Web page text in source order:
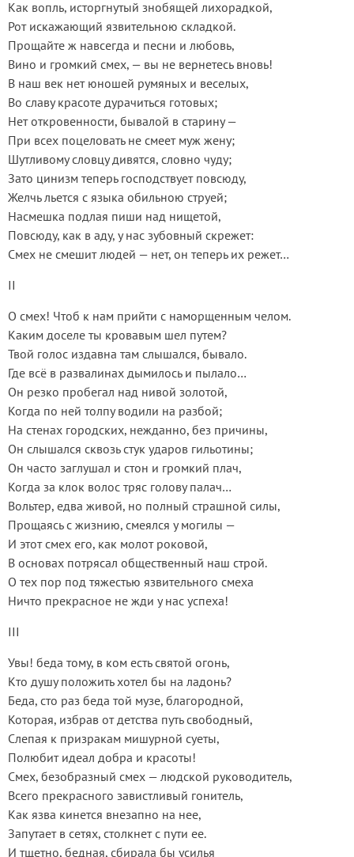
Как вопль, исторгнутый знобящей лихорадкой,
Рот искажающий язвительною складкой.
Прощайте ж навсегда и песни и любовь,
Вино и громкий смех, — вы не вернетесь вновь!
В наш век нет юношей румяных и веселых,
Во славу красоте дурачиться готовых;
Нет откровенности, бывалой в старину —
При всех поцеловать не смеет муж жену;
Шутливому словцу дивятся, словно чуду;
Зато цинизм теперь господствует повсюду,
Желчь льется с языка обильною струей;
Насмешка подлая пиши над нищетой,
Повсюду, как в аду, у нас зубовный скрежет:
Смех не смешит людей — нет, он теперь их режет…
II
О смех! Чтоб к нам прийти с наморщенным челом.
Каким доселе ты кровавым шел путем?
Твой голос издавна там слышался, бывало.
Где всё в развалинах дымилось и пылало…
Он резко пробегал над нивой золотой,
Когда по ней толпу водили на разбой;
На стенах городских, нежданно, без причины,
Он слышался сквозь стук ударов гильотины;
Он часто заглушал и стон и громкий плач,
Когда за клок волос тряс голову палач…
Вольтер, едва живой, но полный страшной силы,
Прощаясь с жизнию, смеялся у могилы —
И этот смех его, как молот роковой,
В основах потрясал общественный наш строй.
О тех пор под тяжестью язвительного смеха
Ничто прекрасное не жди у нас успеха!
III
Увы! беда тому, в ком есть святой огонь,
Кто душу положить хотел бы на ладонь?
Беда, сто раз беда той музе, благородной,
Которая, избрав от детства путь свободный,
Слепая к призракам мишурной суеты,
Полюбит идеал добра и красоты!
Смех, безобразный смех — людской руководитель,
Всего прекрасного завистливый гонитель,
Как язва кинется внезапно на нее,
Запутает в сетях, столкнет с пути ее.
И тщетно, бедная, сбирала бы усилья